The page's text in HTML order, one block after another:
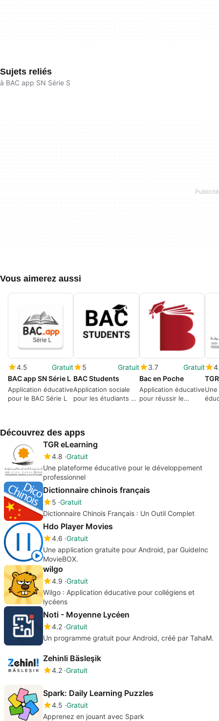
Sujets reliés
à BAC app SN Série S
Vous aimerez aussi
4.5
Gratuit
BAC app SN Série L
Application éducative
pour le BAC Série L
5
Gratuit
BAC Students
Application sociale
pour les étudiants au
3.7
Gratuit
Bac en Poche
Application éducative
pour réussir le
Découvrez des apps
TGR eLearning
4.8 Gratuit
Une plateforme éducative pour le développement
professionnel
Dictionnaire chinois français
5 Gratuit
Dictionnaire Chinois Français : Un Outil Complet
Hdo Player Movies
4.6 Gratuit
Une application gratuite pour Android, par GuideInc
MovieBOX.
wilgo
4.9 Gratuit
Wilgo : Application éducative pour collégiens et
lycéens
Noti - Moyenne Lycéen
4.2 Gratuit
Un programme gratuit pour Android, créé par TahaM.
Zehinli Bäsleşik
4.2 Gratuit
Spark: Daily Learning Puzzles
4.5 Gratuit
Apprenez en jouant avec Spark